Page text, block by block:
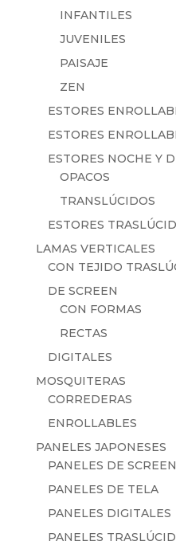
INFANTILES
JUVENILES
PAISAJE
ZEN
ESTORES
ESTORES
ESTORES NOCHE Y
OPACOS
TRANSLÚCIDOS
ESTORES
LAMAS VERTICALES
CON TEJIDO
DE SCREEN
CON FORMAS
RECTAS
DIGITALES
MOSQUITERAS
CORREDERAS
ENROLLABLES
PANELES JAPONESES
PANELES DE SCREEN
PANELES DE TELA
PANELES DIGITALES
PANELES